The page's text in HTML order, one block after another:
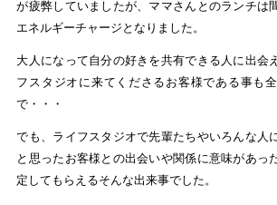
が疲弊していましたが、ママさんとのランチは
エネルギーチャージとなりました。
大人になって自分の好きを共有できる人に出会
フスタジオに来てくださるお客様である事も
で・・・
でも、ライフスタジオで先輩たちやいろんな人
と思ったお客様との出会いや関係に意味があっ
定してもらえるそんな出来事でした。